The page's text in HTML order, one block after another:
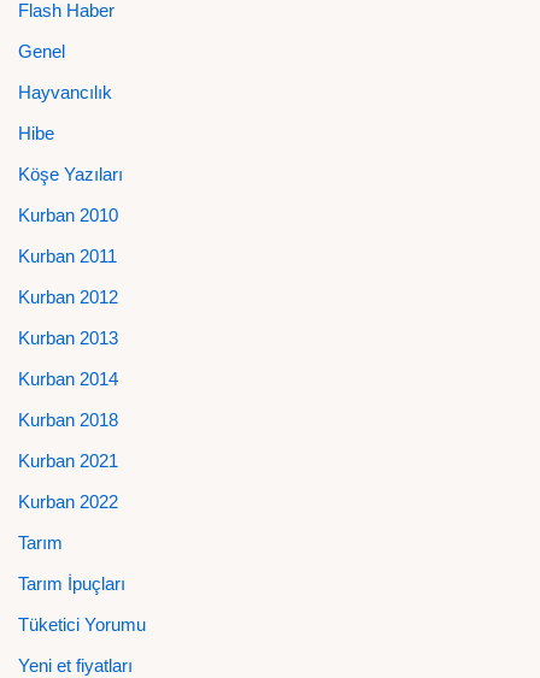
Flash Haber
Genel
Hayvancılık
Hibe
Köşe Yazıları
Kurban 2010
Kurban 2011
Kurban 2012
Kurban 2013
Kurban 2014
Kurban 2018
Kurban 2021
Kurban 2022
Tarım
Tarım İpuçları
Tüketici Yorumu
Yeni et fiyatları